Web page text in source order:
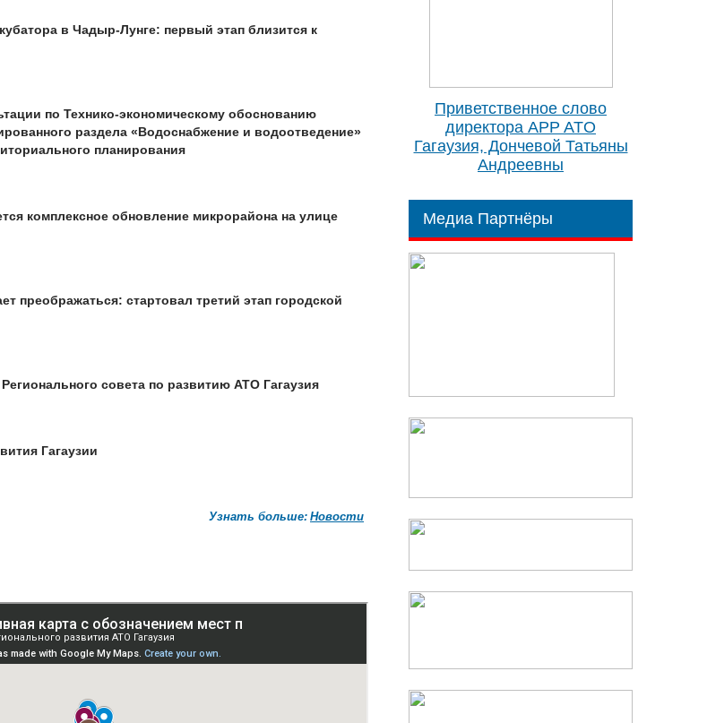
в Чадыр-Лунге: первый этап близится к
по Технико-экономическому обоснованию
раздела «Водоснабжение и водоотведение»
планирования
комплексное обновление микрорайона на улице
преображаться: стартовал третий этап городской
совета по развитию АТО Гагаузия
Гагаузии
Узнать больше: Новости
Приветственное слово
директора APP ATO
Гагаузия, Дончевой Татьяны
Андреевны
Медиа Партнёры